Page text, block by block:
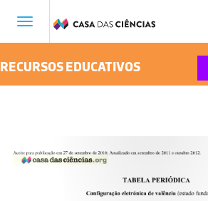
Toggle
RECURSOS EDUCATIVOS